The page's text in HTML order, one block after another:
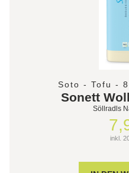
Soto - Tofu -
Sonett
Söllradls
inkl.